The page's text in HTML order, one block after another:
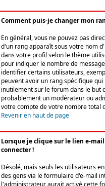
Comment puis-je changer mon
En général, vous ne pouvez pas
d'un rang apparaît sous votre nom
dans votre profil selon le thème
pour indiquer le nombre de
identifier certains utilisateurs,
peuvent avoir un rang spécifique
inutilement sur le forum dans le but
probablement un modérateur ou
votre compte de votre nombre total
Revenir en haut de page
Lorsque je clique sur le lien e-
connecter !
Désolé, mais seuls les utilisateurs
des gens via le formulaire d'e-mail